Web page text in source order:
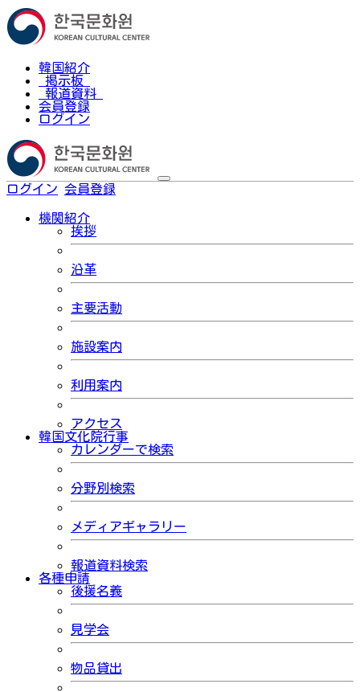
韓国紹介
掲示板
報道資料
会員登録
ログイン
ログイン 会員登録
機関紹介
挨拶
沿革
主要活動
施設案内
利用案内
アクセス
韓国文化院行事
カレンダーで検索
分野別検索
メディアギャラリー
報道資料検索
各種申請
後援名義
見学会
物品貸出